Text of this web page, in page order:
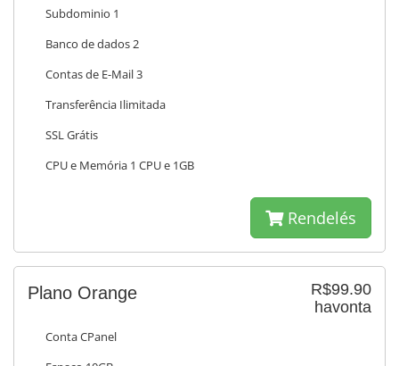
Subdominio 1
Banco de dados 2
Contas de E-Mail 3
Transferência Ilimitada
SSL Grátis
CPU e Memória 1 CPU e 1GB
Rendelés
R$99.90
havonta
Plano Orange
Conta CPanel